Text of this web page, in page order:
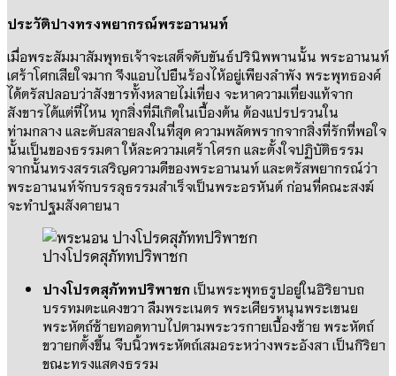
ประวัติปางทรงพยากรณ์พระอานนท์
เมื่อพระสัมมาสัมพุทธเจ้าจะเสด็จดับขันธ์ปรินิพพานนั้น พระอานนท์
เศร้าโศกเสียใจมาก จึงแอบไปยืนร้องไห้อยู่เพียงลำพัง พระพุทธองค์
ได้ตรัสปลอบว่าสังขารทั้งหลายไม่เที่ยง จะหาความเที่ยงแท้จาก
สังขารได้แต่ที่ไหน ทุกสิ่งที่มีเกิดในเบื้องต้น ต้องแปรปรวนใน
ท่ามกลาง และดับสลายลงในที่สุด ความพลัดพรากจากสิ่งที่รักที่พอใจ
นั้นเป็นของธรรมดา ให้ละความเศร้าโศรก และตั้งใจปฏิบัติธรรม
จากนั้นทรงสรรเสริญความดีของพระอานนท์ และตรัสพยากรณ์ว่า
พระอานนท์จักบรรลุธรรมสำเร็จเป็นพระอรหันต์ ก่อนที่คณะสงฆ์
จะทำปฐมสังคายนา
ปางโปรดสุภัททปริพาชก
ปางโปรดสุภัททปริพาชก เป็นพระพุทธรูปอยู่ในอิริยาบถ
บรรทมตะแคงขวา ลืมพระเนตร พระเศียรหนุนพระเขนย
พระหัตถ์ซ้ายทอดทาบไปตามพระวรกายเบื้องซ้าย พระหัตถ์
ขวายกตั้งขึ้น จีบนิ้วพระหัตถ์เสมอระหว่างพระอังสา เป็นกิริยา
ขณะทรงแสดงธรรม